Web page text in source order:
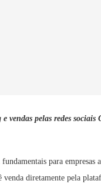
vendas pelas redes
fundamentais para
diretamente pela